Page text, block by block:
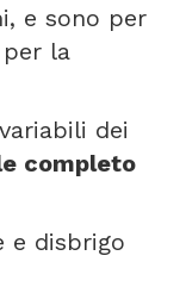
e sono per
la
dei
completo
e disbrigo